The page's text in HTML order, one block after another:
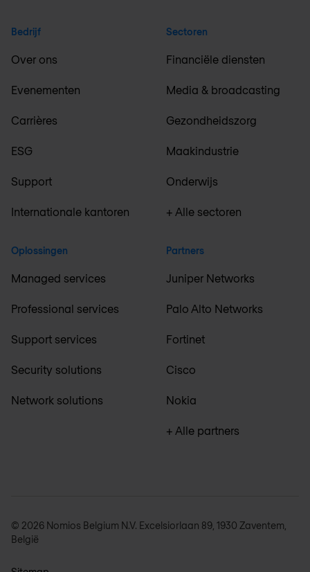
Bedrijf
Over ons
Evenementen
Carrières
ESG
Support
Internationale kantoren
Oplossingen
Managed services
Professional services
Support services
Security solutions
Network solutions
Sectoren
Financiële diensten
Media & broadcasting
Gezondheidszorg
Maakindustrie
Onderwijs
+ Alle sectoren
Partners
Juniper Networks
Palo Alto Networks
Fortinet
Cisco
Nokia
+ Alle partners
© 2026 Nomios Belgium N.V. Excelsiorlaan 89, 1930 Zaventem,
België